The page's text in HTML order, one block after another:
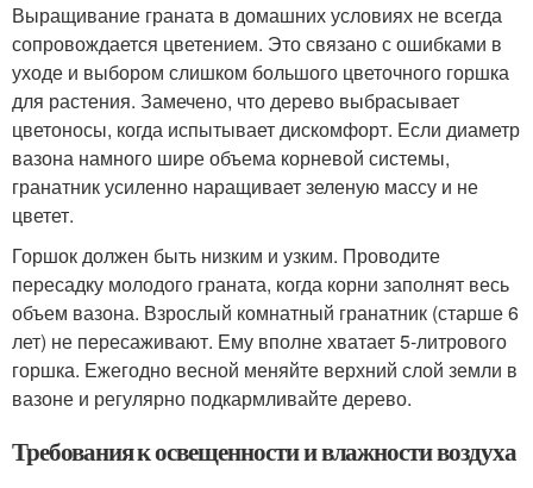
Выращивание граната в домашних условиях не всегда
сопровождается цветением. Это связано с ошибками в
уходе и выбором слишком большого цветочного горшка
для растения. Замечено, что дерево выбрасывает
цветоносы, когда испытывает дискомфорт. Если диаметр
вазона намного шире объема корневой системы,
гранатник усиленно наращивает зеленую массу и не
цветет.
Горшок должен быть низким и узким. Проводите
пересадку молодого граната, когда корни заполнят весь
объем вазона. Взрослый комнатный гранатник (старше 6
лет) не пересаживают. Ему вполне хватает 5-литрового
горшка. Ежегодно весной меняйте верхний слой земли в
вазоне и регулярно подкармливайте дерево.
Требования к освещенности и влажности воздуха